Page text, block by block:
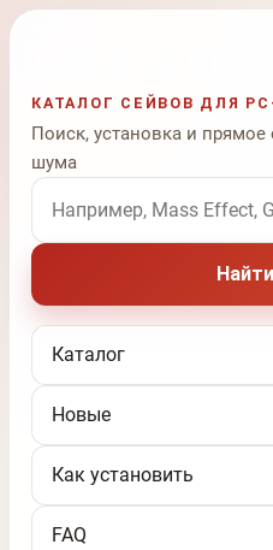
КАТАЛОГ СЕЙВОВ ДЛЯ
Поиск, установка и
шума
Поиск по названию игры
Каталог
Новые
Как установить
FAQ